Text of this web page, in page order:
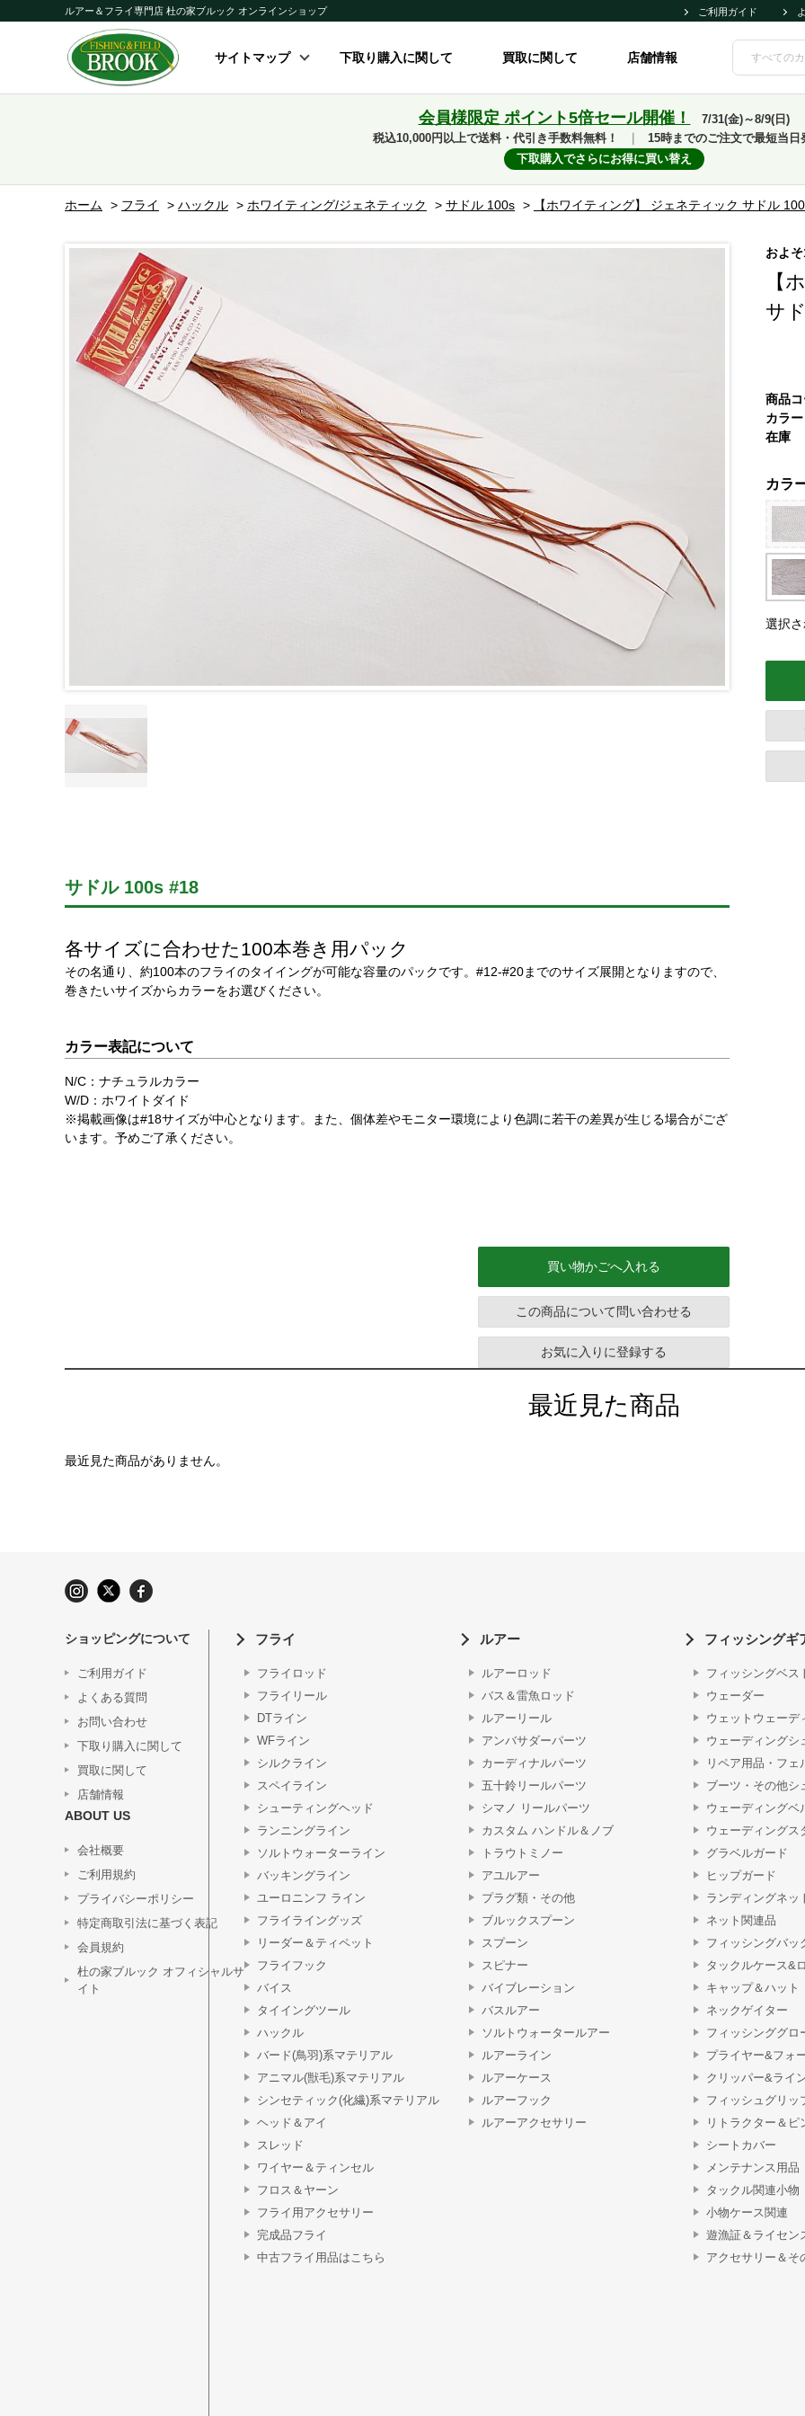
ルアー＆フライ専門店 杜の家ブルック オンラインショップ ご利用ガイド
サイトマップ 下取り購入に関して 買取に関して 店舗情報
会員様限定 ポイント5倍セール開催！
7/31(金)～8/9(日)
税込10,000円以上で送料・代引き手数料無料！
15時までのご注文で最短当日
下取購入でさらにお得に買い替え
ホーム > フライ > ハックル > ホワイティング/ジェネティック > サドル 100s > 【ホワイティング】 ジェネティック サドル
サドル 100s #18
各サイズに合わせた100本巻き用パック
その名通り、約100本のフライのタイイングが可能な容量のパックです。#12-#20までのサイズ展開となりますので、
巻きたいサイズからカラーをお選びください。
カラー表記について
N/C：ナチュラルカラー
W/D：ホワイトダイド
※掲載画像は#18サイズが中心となります。また、個体差やモニター環境により色調に若干の差異が生じる場合がござ
います。予めご了承ください。
およ
【
サ
商品
カラー
在庫
カラ
選択
買い物かごへ入れる
この商品について問い合わせる
お気に入りに登録する
最近見た商品
最近見た商品がありません。
ショッピングについて
ご利用ガイド
よくある質問
お問い合わせ
下取り購入に関して
買取に関して
店舗情報
ABOUT US
会社概要
ご利用規約
プライバシーポリシー
特定商取引法に基づく表記
会員規約
杜の家ブルック オフィシャルサ
イト
フライ
フライロッド
フライリール
DTライン
WFライン
シルクライン
スペイライン
シューティングヘッド
ランニングライン
ソルトウォーターライン
バッキングライン
ユーロニンフ ライン
フライライングッズ
リーダー＆ティペット
フライフック
バイス
タイイングツール
ハックル
バード(鳥羽)系マテリアル
アニマル(獣毛)系マテリアル
シンセティック(化繊)系マテリアル
ヘッド＆アイ
スレッド
ワイヤー＆ティンセル
フロス＆ヤーン
フライ用アクセサリー
完成品フライ
中古フライ用品はこちら
ルアー
ルアーロッド
バス＆雷魚ロッド
ルアーリール
アンバサダーパーツ
カーディナルパーツ
五十鈴リールパーツ
シマノ リールパーツ
カスタム ハンドル＆ノブ
トラウトミノー
アユルアー
プラグ類・その他
ブルックスプーン
スプーン
スピナー
バイブレーション
バスルアー
ソルトウォータールアー
ルアーライン
ルアーケース
ルアーフック
ルアーアクセサリー
フィッシングギ
フィッシングベス
ウェーダー
ウェットウェーデ
ウェーディングシ
リペア用品・フェ
ブーツ・その他シ
ウェーディングベ
ウェーディングス
グラベルガード
ヒップガード
ランディングネッ
ネット関連品
フィッシングバッ
タックルケース&
キャップ＆ハット
ネックゲイター
フィッシンググロ
プライヤー&フォ
クリッパー&ライ
フィッシュグリッ
リトラクター＆ピ
シートカバー
メンテナンス用品
タックル関連小物
小物ケース関連
遊漁証＆ライセン
アクセサリー＆そ